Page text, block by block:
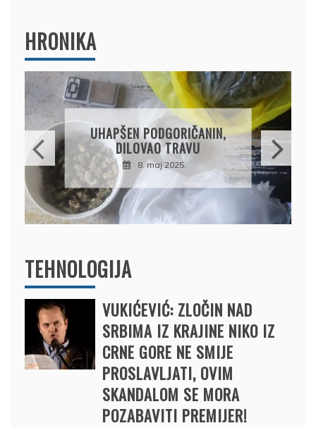
HRONIKA
DRŽAVLJANIN RUSIJE
OSUMNJIČEN DA JE
PRODAO TUĐI BMW,
DRŽAVU NAPUSTIO
BRODOM
12. februar 2025.
TEHNOLOGIJA
VUKIĆEVIĆ: ZLOČIN NAD
SRBIMA IZ KRAJINE NIKO IZ
CRNE GORE NE SMIJE
PROSLAVLJATI, OVIM
SKANDALOM SE MORA
POZABAVITI PREMIJER!